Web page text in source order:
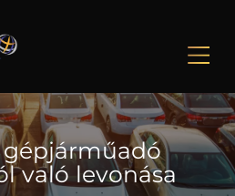
való levonása